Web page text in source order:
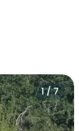
1 / 7